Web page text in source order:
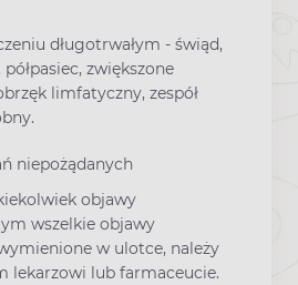
długotrwałym - świąd,
zwiększone
limfatyczny, zespół
niepożądanych
objawy
wszelkie objawy
w ulotce, należy
lekarzowi lub farmaceucie.